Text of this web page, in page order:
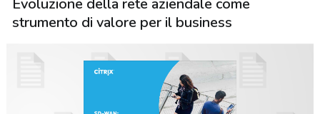
Evoluzione della rete aziendale come
strumento di valore per il business